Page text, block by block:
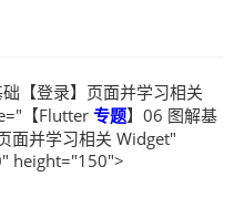
【登录】页面并学习相关
【Flutter 专题】06 图解基
面并学习相关 Widget"
height="150">